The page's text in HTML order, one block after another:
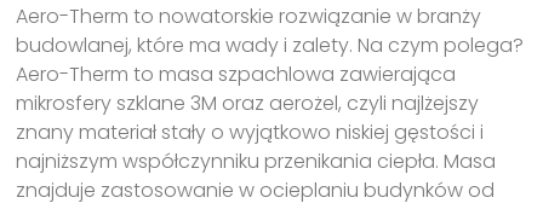
Aero-Therm to nowatorskie rozwiązanie w branży
budowlanej, które ma wady i zalety. Na czym polega?
Aero-Therm to masa szpachlowa zawierająca
mikrosfery szklane 3M oraz aerożel, czyli najlżejszy
znany materiał stały o wyjątkowo niskiej gęstości i
najniższym współczynniku przenikania ciepła. Masa
znajduje zastosowanie w ocieplaniu budynków od